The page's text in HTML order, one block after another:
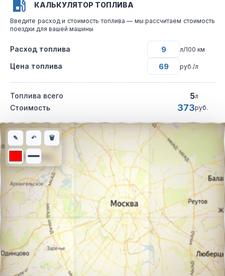
КАЛЬКУЛЯТОР ТОПЛИВА
Введите расход и стоимость топлива — мы рассчитаем стоимость
поездки для вашей машины
Расход топлива л/100 км
Цена топлива руб./л
Топлива всего 5л
Стоимость 373руб.
Интерактивная карта автомобильного маршрута из города
✎ ↶ 🗑